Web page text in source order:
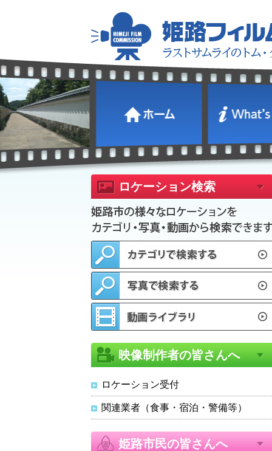
ロケーション検索
映像制作者の皆さんへ
ロケーション受付
関連業者（食事・宿泊・警備等）
姫路市民の皆さんへ